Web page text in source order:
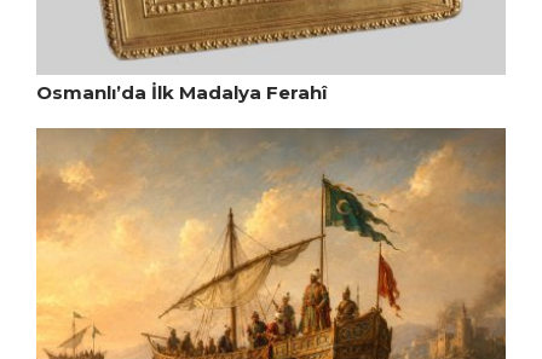
Osmanlı’da İlk Madalya Ferahî